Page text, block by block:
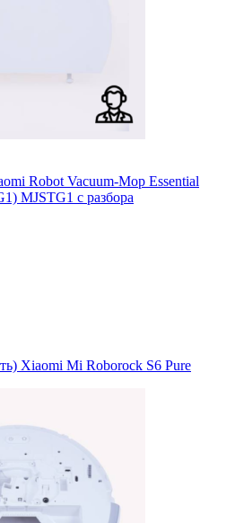
Robot Vacuum-Mop Essential
MJSTG1 с разбора
Xiaomi Mi Roborock S6 Pure